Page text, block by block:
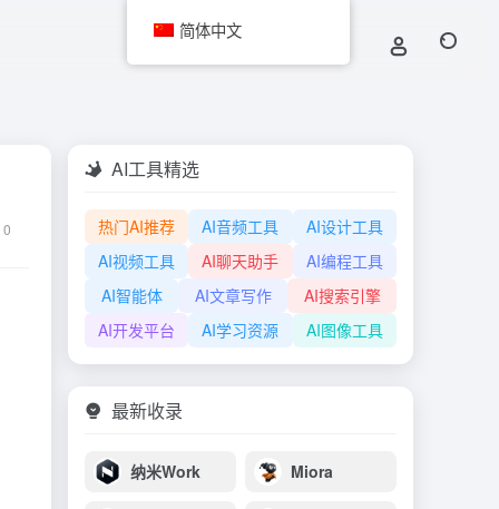
0
AI工具精选
热门AI推荐 AI音频工具
AI设计工具
AI视频工具
AI聊天助手
AI编程工具
AI智能体
AI文章写作
AI搜索引擎
AI开发平台
AI学习资源 AI图像工具
最新收录
纳米Work Miora
简体中文